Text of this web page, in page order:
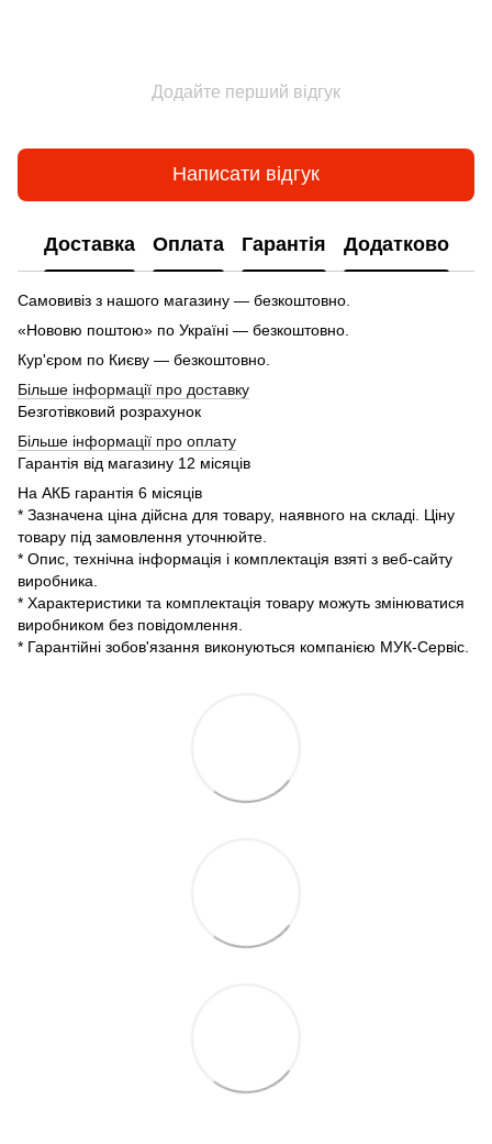
Додайте перший відгук
Написати відгук
Доставка Оплата Гарантія Додатково
Самовивіз з нашого магазину — безкоштовно.
«Нововю поштою» по Україні — безкоштовно.
Кур'єром по Києву — безкоштовно.
Більше інформації про доставку
Безготівковий розрахунок
Більше інформації про оплату
Гарантія від магазину 12 місяців
На АКБ гарантія 6 місяців
* Зазначена ціна дійсна для товару, наявного на складі. Ціну
товару під замовлення уточнюйте.
* Опис, технічна інформація і комплектація взяті з веб-сайту
виробника.
* Характеристики та комплектація товару можуть змінюватися
виробником без повідомлення.
* Гарантійні зобов'язання виконуються компанією МУК-Сервіс.